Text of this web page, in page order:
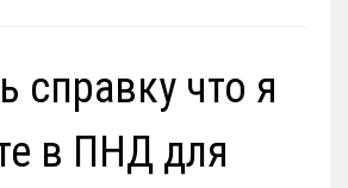
справку что я
в ПНД для